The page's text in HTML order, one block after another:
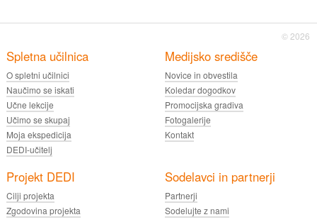
© 2026
Spletna učilnica
O spletni učilnici
Naučimo se iskati
Učne lekcije
Učimo se skupaj
Moja ekspedicija
DEDI-učitelj
Medijsko središče
Novice in obvestila
Koledar dogodkov
Promocijska gradiva
Fotogalerije
Kontakt
Projekt DEDI
Cilji projekta
Zgodovina projekta
Sodelavci in partnerji
Partnerji
Sodelujte z nami